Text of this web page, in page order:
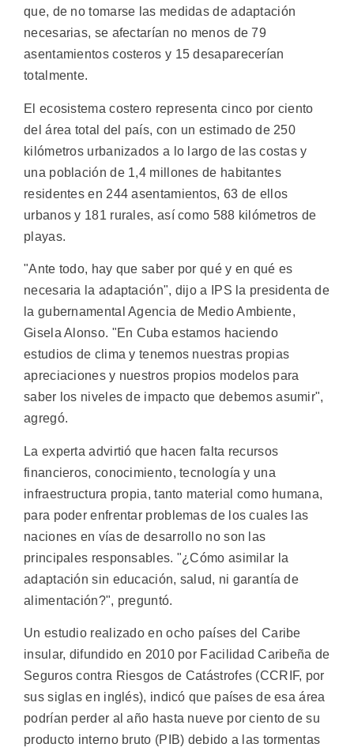
que, de no tomarse las medidas de adaptación
necesarias, se afectarían no menos de 79
asentamientos costeros y 15 desaparecerían
totalmente.
El ecosistema costero representa cinco por ciento
del área total del país, con un estimado de 250
kilómetros urbanizados a lo largo de las costas y
una población de 1,4 millones de habitantes
residentes en 244 asentamientos, 63 de ellos
urbanos y 181 rurales, así como 588 kilómetros de
playas.
"Ante todo, hay que saber por qué y en qué es
necesaria la adaptación", dijo a IPS la presidenta de
la gubernamental Agencia de Medio Ambiente,
Gisela Alonso. "En Cuba estamos haciendo
estudios de clima y tenemos nuestras propias
apreciaciones y nuestros propios modelos para
saber los niveles de impacto que debemos asumir",
agregó.
La experta advirtió que hacen falta recursos
financieros, conocimiento, tecnología y una
infraestructura propia, tanto material como humana,
para poder enfrentar problemas de los cuales las
naciones en vías de desarrollo no son las
principales responsables. "¿Cómo asimilar la
adaptación sin educación, salud, ni garantía de
alimentación?", preguntó.
Un estudio realizado en ocho países del Caribe
insular, difundido en 2010 por Facilidad Caribeña de
Seguros contra Riesgos de Catástrofes (CCRIF, por
sus siglas en inglés), indicó que países de esa área
podrían perder al año hasta nueve por ciento de su
producto interno bruto (PIB) debido a las tormentas